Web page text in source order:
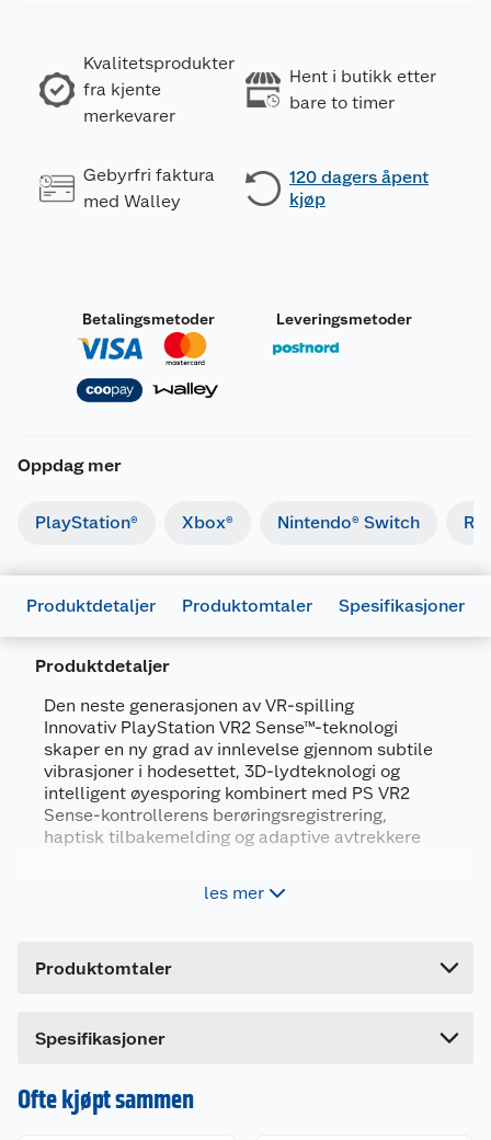
Kvalitetsprodukter
fra kjente
merkevarer
Hent i butikk etter
bare to timer
Gebyrfri faktura
med Walley
120 dagers åpent
kjøp
Betalingsmetoder Leveringsmetoder
Oppdag mer
PlayStation® Xbox® Nintendo® Switch
Produktdetaljer Produktomtaler Spesifikasjoner
Produktdetaljer
Den neste generasjonen av VR-spilling
Innovativ PlayStation VR2 Sense™-teknologi
skaper en ny grad av innlevelse gjennom subtile
vibrasjoner i hodesettet, 3D-lydteknologi og
intelligent øyesporing kombinert med PS VR2
Sense-kontrollerens berøringsregistrering,
haptisk tilbakemelding og adaptive avtrekkere
med festede stropper
Tre par ørepropper
Takket være PlayStation®5-konsollens
øyeblikk i utrolig detalj – fra ørsmå detaljer til
les mer
Produktomtaler
Spesifikasjoner
Generelt
Artikkelnummer
711719454090
Leverandørens artikkelnummer
E10297
Lengde
Ofte kjøpt sammen
Om oss
Kontakt oss